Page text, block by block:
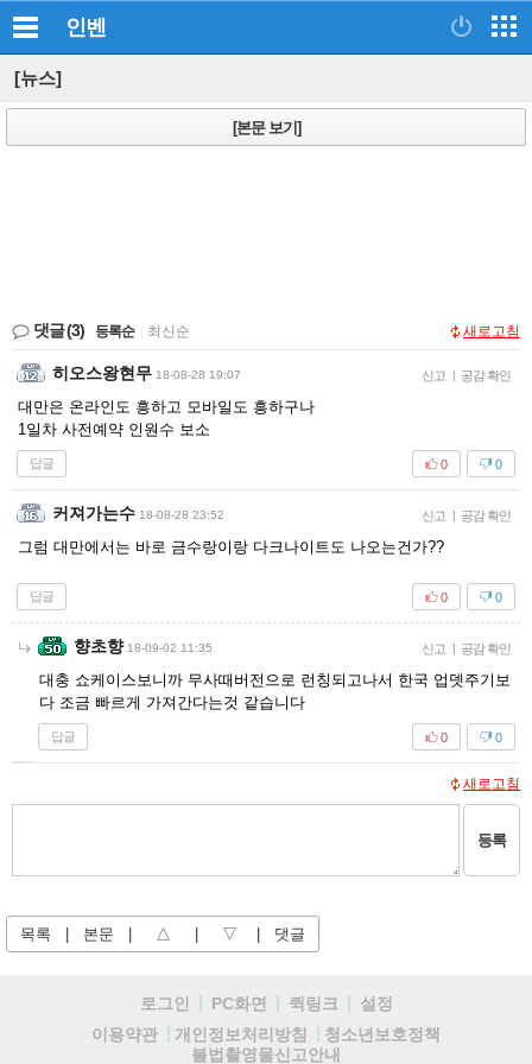
인벤
[뉴스]
[본문 보기]
댓글(3) 등록순 최신순 새로고침
히오스왕현무 18-08-28 19:07 신고 | 공감 확인
대만은 온라인도 흥하고 모바일도 흥하구나
1일차 사전예약 인원수 보소
답글 0
0
커져가는수 18-08-28 23:52 신고 | 공감 확인
그럼 대만에서는 바로 금수랑이랑 다크나이트도 나오는건가??
답글 0
0
향초향 18-09-02 11:35 신고 | 공감 확인
대충 쇼케이스보니까 무사때버전으로 런칭되고나서 한국 업뎃주기보
다 조금 빠르게 가져간다는것 같습니다
답글 0
0
새로고침
등록
목록 본문 △ ▽ 댓글
로그인 PC화면 퀵링크
설정
이용약관
개인정보처리방침
청소년보호정책
불법촬영물신고안내